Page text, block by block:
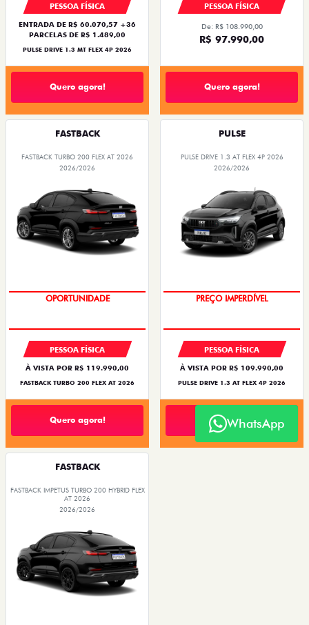
PESSOA FÍSICA
ENTRADA DE R$ 60.070,57 +36
PARCELAS DE R$ 1.489,00
PULSE DRIVE 1.3 MT FLEX 4P 2026
Quero agora!
PESSOA FÍSICA
De: R$ 108.990,00
R$ 97.990,00
Quero agora!
FASTBACK
FASTBACK TURBO 200 FLEX AT 2026
2026/2026
OPORTUNIDADE
PESSOA FÍSICA
À VISTA POR R$ 119.990,00
FASTBACK TURBO 200 FLEX AT 2026
Quero agora!
PULSE
PULSE DRIVE 1.3 AT FLEX 4P 2026
2026/2026
O SUV AUTOMÁTICO MAIS
PESSOA FÍSICA
À VISTA POR R$ 109.990,00
PULSE DRIVE 1.3 AT FLEX 4P 2026
Quero agora!
FASTBACK
FASTBACK IMPETUS TURBO 200 HYBRID FLEX
AT 2026
2026/2026
WhatsApp